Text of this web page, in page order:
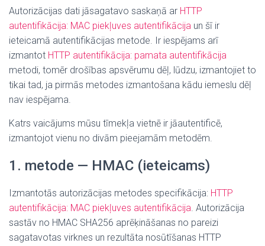
Autorizācijas dati jāsagatavo saskaņā ar HTTP
autentifikācija: MAC piekļuves autentifikācija un šī ir
ieteicamā autentifikācijas metode. Ir iespējams arī
izmantot HTTP autentifikācija: pamata autentifikācija
metodi, tomēr drošības apsvērumu dēļ, lūdzu, izmantojiet to
tikai tad, ja pirmās metodes izmantošana kādu iemeslu dēļ
nav iespējama.
Katrs vaicājums mūsu tīmekļa vietnē ir jāautentificē,
izmantojot vienu no divām pieejamām metodēm.
1. metode — HMAC (ieteicams)
Izmantotās autorizācijas metodes specifikācija: HTTP
autentifikācija: MAC piekļuves autentifikācija. Autorizācija
sastāv no HMAC SHA256 aprēķināšanas no pareizi
sagatavotas virknes un rezultāta nosūtīšanas HTTP